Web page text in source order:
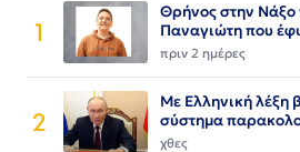
1
Θρήνος στην Νάξο
Παναγιώτη που
πριν 2 ημέρες
2
Με Ελληνική λέξη
σύστημα
χθες